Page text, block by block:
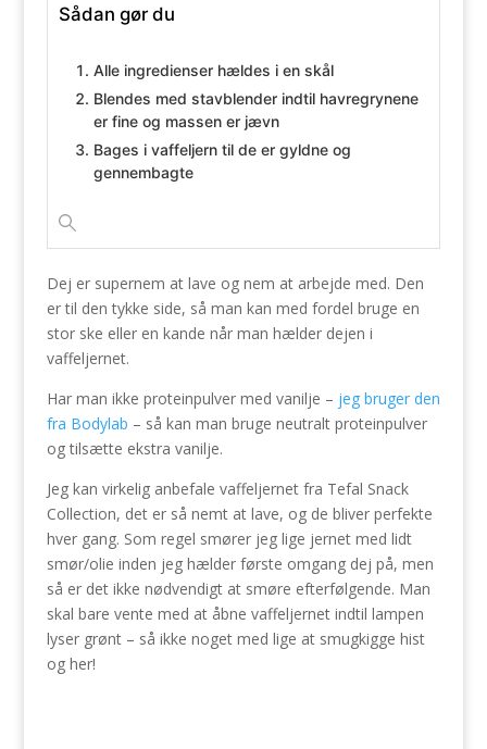
Sådan gør du
Alle ingredienser hældes i en skål
Blendes med stavblender indtil havregrynene
er fine og massen er jævn
Bages i vaffeljern til de er gyldne og
gennembagte
Dej er supernem at lave og nem at arbejde med. Den
er til den tykke side, så man kan med fordel bruge en
stor ske eller en kande når man hælder dejen i
vaffeljernet.
Har man ikke proteinpulver med vanilje – jeg bruger den
fra Bodylab – så kan man bruge neutralt proteinpulver
og tilsætte ekstra vanilje.
Jeg kan virkelig anbefale vaffeljernet fra Tefal Snack
Collection, det er så nemt at lave, og de bliver perfekte
hver gang. Som regel smører jeg lige jernet med lidt
smør/olie inden jeg hælder første omgang dej på, men
så er det ikke nødvendigt at smøre efterfølgende. Man
skal bare vente med at åbne vaffeljernet indtil lampen
lyser grønt – så ikke noget med lige at smugkigge hist
og her!